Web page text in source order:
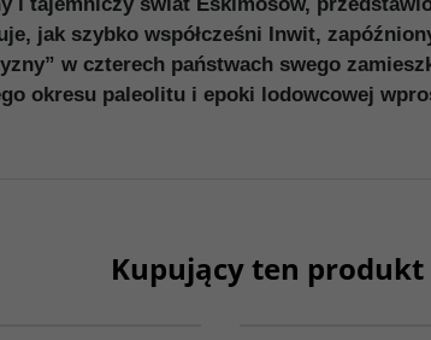
jak szybko współcześni Inwit,
w czterech państwach swego
okresu paleolitu i epoki lodowcowej
Kupujący ten